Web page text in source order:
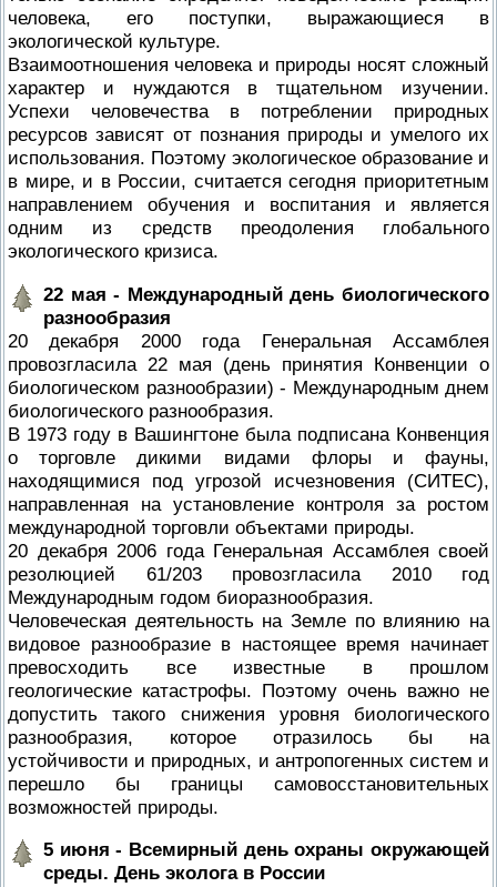
человека, его поступки, выражающиеся в
экологической культуре.
Взаимоотношения человека и природы носят сложный
характер и нуждаются в тщательном изучении.
Успехи человечества в потреблении природных
ресурсов зависят от познания природы и умелого их
использования. Поэтому экологическое образование и
в мире, и в России, считается сегодня приоритетным
направлением обучения и воспитания и является
одним из средств преодоления глобального
экологического кризиса.
22 мая - Международный день биологического
разнообразия
20 декабря 2000 года Генеральная Ассамблея
провозгласила 22 мая (день принятия Конвенции о
биологическом разнообразии) - Международным днем
биологического разнообразия.
В 1973 году в Вашингтоне была подписана Конвенция
о торговле дикими видами флоры и фауны,
находящимися под угрозой исчезновения (СИТЕС),
направленная на установление контроля за ростом
международной торговли объектами природы.
20 декабря 2006 года Генеральная Ассамблея своей
резолюцией 61/203 провозгласила 2010 год
Международным годом биоразнообразия.
Человеческая деятельность на Земле по влиянию на
видовое разнообразие в настоящее время начинает
превосходить все известные в прошлом
геологические катастрофы. Поэтому очень важно не
допустить такого снижения уровня биологического
разнообразия, которое отразилось бы на
устойчивости и природных, и антропогенных систем и
перешло бы границы самовосстановительных
возможностей природы.
5 июня - Всемирный день охраны окружающей
среды. День эколога в России